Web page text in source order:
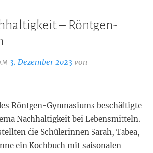
– Röntgen-
3. Dezember 2023 von
Röntgen-Gymnasiums beschäftigte
Nachhaltigkeit bei Lebensmitteln.
die Schülerinnen Sarah, Tabea,
ein Kochbuch mit saisonalen